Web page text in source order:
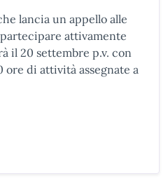
lancia un appello alle
attivamente
il 20 settembre p.v. con
ore di attività assegnate a